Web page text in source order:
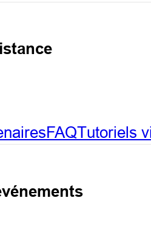
FAQTutoriels